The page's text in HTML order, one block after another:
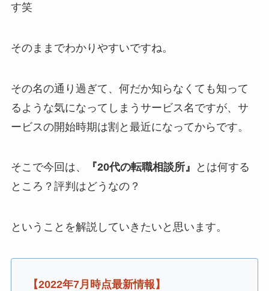
す笑
そのままでわかりやすいですね。
その名の通り過ぎて、何だか知らなくても知って
るような気になってしまうサービス名ですが、サ
ービスの開始時期は割と最近になってからです。
そこで今回は、 『20代の転職相談所』
とは何する
ところ？評判はどうなの？
ということを解説していきたいと思います。
【2022年7月時点最新情報】